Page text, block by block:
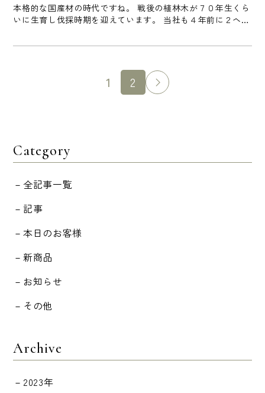
本格的な国産材の時代ですね。 戦後の植林木が７０年生くら
いに生育し伐採時期を迎えています。 当社も４年前に２ヘク
この写真は傾斜天井に京都府産の杉羽目板を貼った事例で
杉にはフィトンチッドという人にとって心地い鎮静効果のあ
る成分が羽目板になってからも木口の木管から出てきてお
Category
全記事一覧
記事
本日のお客様
新商品
お知らせ
その他
Archive
2023年
1 2